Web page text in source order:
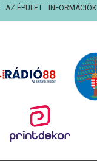
AZ ÉPÜLET INFORMÁCIÓK